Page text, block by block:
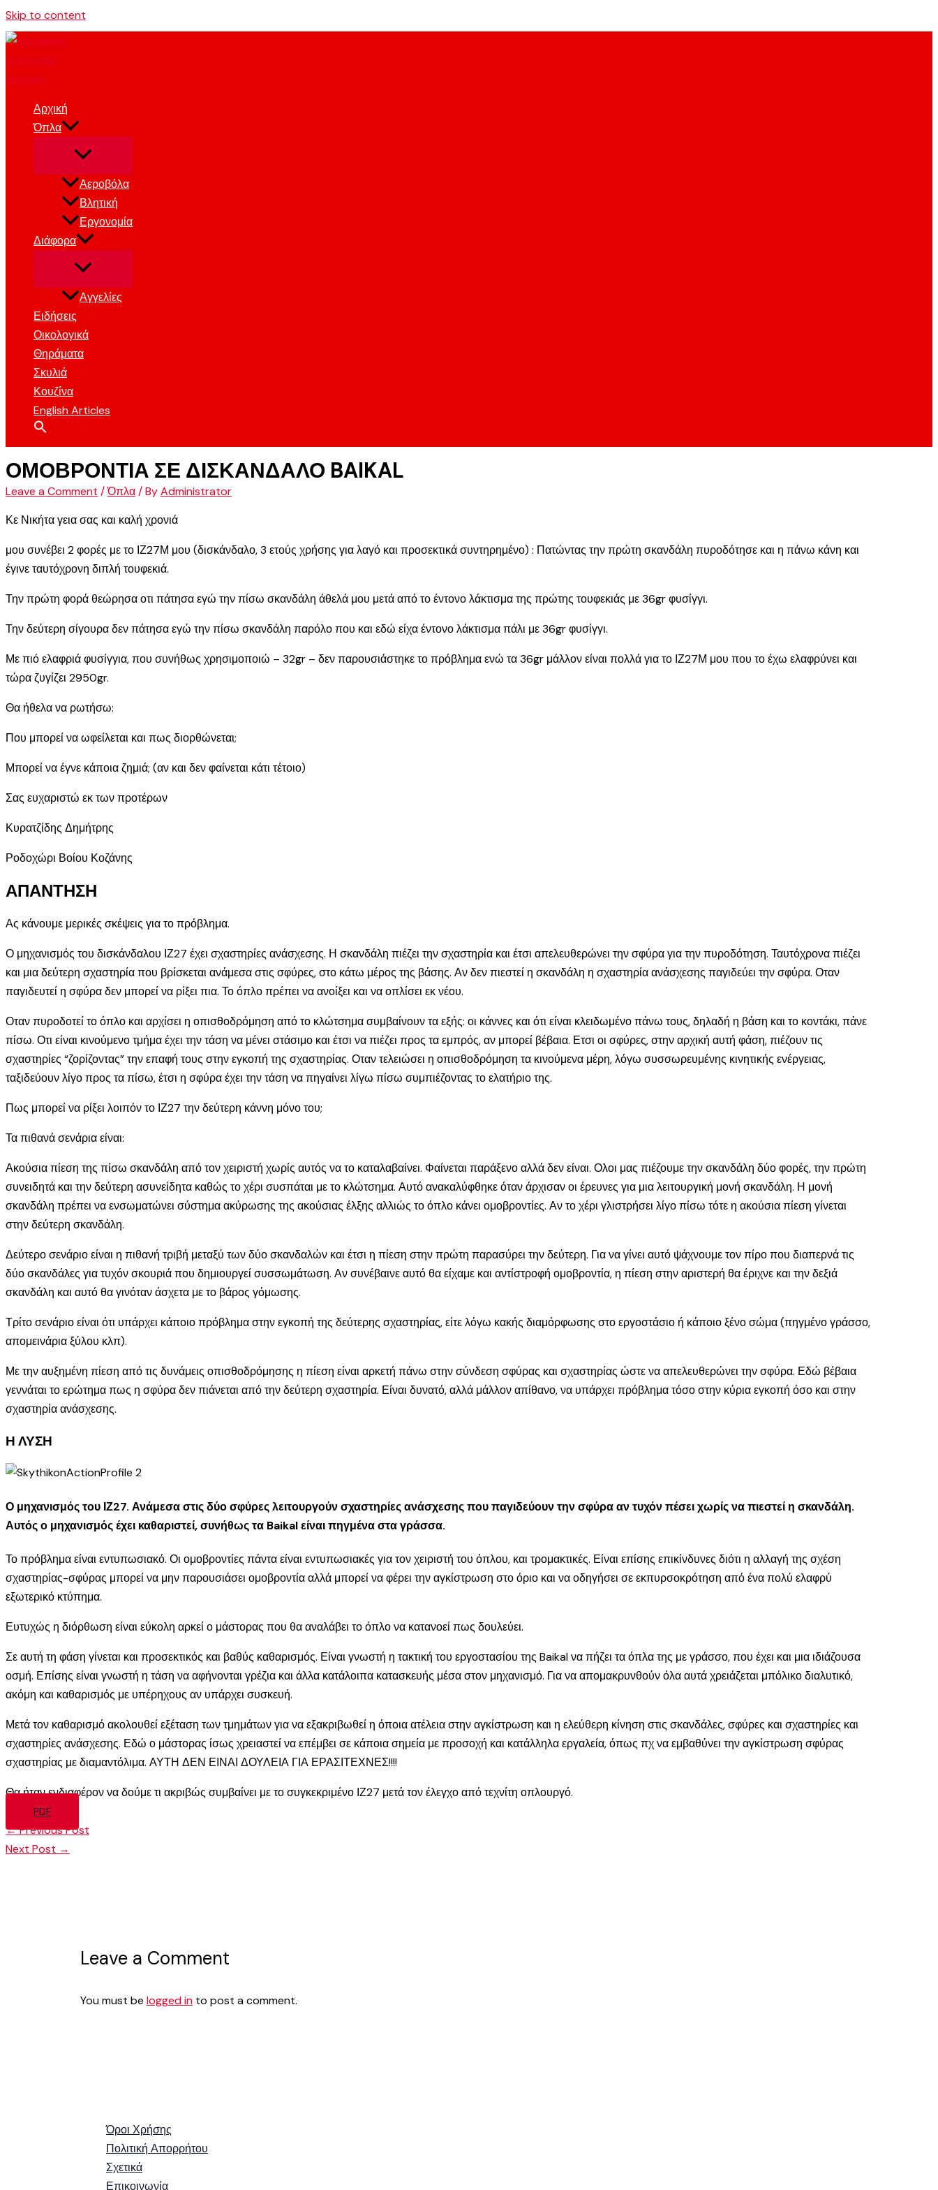
Skip to content
Αρχική
Όπλα
Αεροβόλα
Βλητική
Εργονομία
Διάφορα
Αγγελίες
Ειδήσεις
Οικολογικά
Θηράματα
Σκυλιά
Κουζίνα
English Articles
ΟΜΟΒΡΟΝΤΙΑ ΣΕ ΔΙΣΚΑΝΔΑΛΟ BAIKAL
Leave a Comment /Όπλα/ ByAdministrator
Κε Νικήτα γεια σας και καλή χρονιά
μου συνέβει 2 φορές με το ΙΖ27Μ μου (δισκάνδαλο, 3 ετούς χρήσης για λαγό και προσεκτικά συντηρημένο) : Πατώντας την πρώτη σκανδάλη πυροδότησε και η πάνω κάνη και
έγινε ταυτόχρονη διπλή τουφεκιά.
Την πρώτη φορά θεώρησα οτι πάτησα εγώ την πίσω σκανδάλη άθελά μου μετά από το έντονο λάκτισμα της πρώτης τουφεκιάς με 36gr φυσίγγι.
Την δεύτερη σίγουρα δεν πάτησα εγώ την πίσω σκανδάλη παρόλο που και εδώ είχα έντονο λάκτισμα πάλι με 36gr φυσίγγι.
Με πιό ελαφριά φυσίγγια, που συνήθως χρησιμοποιώ – 32gr – δεν παρουσιάστηκε το πρόβλημα ενώ τα 36gr μάλλον είναι πολλά για το ΙΖ27Μ μου που το έχω ελαφρύνει και
τώρα ζυγίζει 2950gr.
Θα ήθελα να ρωτήσω:
Που μπορεί να ωφείλεται και πως διορθώνεται;
Μπορεί να έγνε κάποια ζημιά; (αν και δεν φαίνεται κάτι τέτοιο)
Σας ευχαριστώ εκ των προτέρων
Κυρατζίδης Δημήτρης
Ροδοχώρι Βοίου Κοζάνης
ΑΠΑΝΤΗΣΗ
Ας κάνουμε μερικές σκέψεις για το πρόβλημα.
Ο μηχανισμός του δισκάνδαλου ΙΖ27 έχει σχαστηρίες ανάσχεσης. Η σκανδάλη πιέζει την σχαστηρία και έτσι απελευθερώνει την σφύρα για την πυροδότηση. Ταυτόχρονα πιέζει
και μια δεύτερη σχαστηρία που βρίσκεται ανάμεσα στις σφύρες, στο κάτω μέρος της βάσης. Αν δεν πιεστεί η σκανδάλη η σχαστηρία ανάσχεσης παγιδεύει την σφύρα. Οταν
παγιδευτεί η σφύρα δεν μπορεί να ρίξει πια. Το όπλο πρέπει να ανοίξει και να οπλίσει εκ νέου.
Οταν πυροδοτεί το όπλο και αρχίσει η οπισθοδρόμηση από το κλώτσημα συμβαίνουν τα εξής: οι κάννες και ότι είναι κλειδωμένο πάνω τους, δηλαδή η βάση και το κοντάκι, πάνε
πίσω. Οτι είναι κινούμενο τμήμα έχει την τάση να μένει στάσιμο και έτσι να πιέζει προς τα εμπρός, αν μπορεί βέβαια. Ετσι οι σφύρες, στην αρχική αυτή φάση, πιέζουν τις
σχαστηρίες “ζορίζοντας” την επαφή τους στην εγκοπή της σχαστηρίας. Οταν τελειώσει η οπισθοδρόμηση τα κινούμενα μέρη, λόγω συσσωρευμένης κινητικής ενέργειας,
ταξιδεύουν λίγο προς τα πίσω, έτσι η σφύρα έχει την τάση να πηγαίνει λίγω πίσω συμπιέζοντας το ελατήριο της.
Πως μπορεί να ρίξει λοιπόν το ΙΖ27 την δεύτερη κάννη μόνο του;
Τα πιθανά σενάρια είναι:
Ακούσια πίεση της πίσω σκανδάλη από τον χειριστή χωρίς αυτός να το καταλαβαίνει. Φαίνεται παράξενο αλλά δεν είναι. Ολοι μας πιέζουμε την σκανδάλη δύο φορές, την πρώτη
συνειδητά και την δεύτερη ασυνείδητα καθώς το χέρι συσπάται με το κλώτσημα. Αυτό ανακαλύφθηκε όταν άρχισαν οι έρευνες για μια λειτουργική μονή σκανδάλη. Η μονή
σκανδάλη πρέπει να ενσωματώνει σύστημα ακύρωσης της ακούσιας έλξης αλλιώς το όπλο κάνει ομοβροντίες. Αν το χέρι γλιστρήσει λίγο πίσω τότε η ακούσια πίεση γίνεται
στην δεύτερη σκανδάλη.
Δεύτερο σενάριο είναι η πιθανή τριβή μεταξύ των δύο σκανδαλών και έτσι η πίεση στην πρώτη παρασύρει την δεύτερη. Για να γίνει αυτό ψάχνουμε τον πίρο που διαπερνά τις
δύο σκανδάλες για τυχόν σκουριά που δημιουργεί συσσωμάτωση. Αν συνέβαινε αυτό θα είχαμε και αντίστροφή ομοβροντία, η πίεση στην αριστερή θα έριχνε και την δεξιά
σκανδάλη και αυτό θα γινόταν άσχετα με το βάρος γόμωσης.
Τρίτο σενάριο είναι ότι υπάρχει κάποιο πρόβλημα στην εγκοπή της δεύτερης σχαστηρίας, είτε λόγω κακής διαμόρφωσης στο εργοστάσιο ή κάποιο ξένο σώμα (πηγμένο γράσσο,
απομεινάρια ξύλου κλπ).
Με την αυξημένη πίεση από τις δυνάμεις οπισθοδρόμησης η πίεση είναι αρκετή πάνω στην σύνδεση σφύρας και σχαστηρίας ώστε να απελευθερώνει την σφύρα. Εδώ βέβαια
γεννάται το ερώτημα πως η σφύρα δεν πιάνεται από την δεύτερη σχαστηρία. Είναι δυνατό, αλλά μάλλον απίθανο, να υπάρχει πρόβλημα τόσο στην κύρια εγκοπή όσο και στην
σχαστηρία ανάσχεσης.
Η ΛΥΣΗ
Ο μηχανισμός του ΙΖ27. Ανάμεσα στις δύο σφύρες λειτουργούν σχαστηρίες ανάσχεσης που παγιδεύουν την σφύρα αν τυχόν πέσει χωρίς να πιεστεί η σκανδάλη.
Αυτός ο μηχανισμός έχει καθαριστεί, συνήθως τα Baikal είναι πηγμένα στα γράσσα.
Το πρόβλημα είναι εντυπωσιακό. Οι ομοβροντίες πάντα είναι εντυπωσιακές για τον χειριστή του όπλου, και τρομακτικές. Είναι επίσης επικίνδυνες διότι η αλλαγή της σχέση
σχαστηρίας-σφύρας μπορεί να μην παρουσιάσει ομοβροντία αλλά μπορεί να φέρει την αγκίστρωση στο όριο και να οδηγήσει σε εκπυρσοκρότηση από ένα πολύ ελαφρύ
εξωτερικό κτύπημα.
Ευτυχώς η διόρθωση είναι εύκολη αρκεί ο μάστορας που θα αναλάβει το όπλο να κατανοεί πως δουλεύει.
Σε αυτή τη φάση γίνεται και προσεκτικός και βαθύς καθαρισμός. Είναι γνωστή η τακτική του εργοστασίου της Baikal να πήζει τα όπλα της με γράσσο, που έχει και μια ιδιάζουσα
οσμή. Επίσης είναι γνωστή η τάση να αφήνονται γρέζια και άλλα κατάλοιπα κατασκευής μέσα στον μηχανισμό. Για να απομακρυνθούν όλα αυτά χρειάζεται μπόλικο διαλυτικό,
ακόμη και καθαρισμός με υπέρηχους αν υπάρχει συσκευή.
Μετά τον καθαρισμό ακολουθεί εξέταση των τμημάτων για να εξακριβωθεί η όποια ατέλεια στην αγκίστρωση και η ελεύθερη κίνηση στις σκανδάλες, σφύρες και σχαστηρίες και
σχαστηρίες ανάσχεσης. Εδώ ο μάστορας ίσως χρειαστεί να επέμβει σε κάποια σημεία με προσοχή και κατάλληλα εργαλεία, όπως πχ να εμβαθύνει την αγκίστρωση σφύρας
σχαστηρίας με διαμαντόλιμα. ΑΥΤΗ ΔΕΝ ΕΙΝΑΙ ΔΟΥΛΕΙΑ ΓΙΑ ΕΡΑΣΙΤΕΧΝΕΣ!!!!
Θα ήταν ενδιαφέρον να δούμε τι ακριβώς συμβαίνει με το συγκεκριμένο ΙΖ27 μετά τον έλεγχο από τεχνίτη οπλουργό.
PDF
←Previous Post
Next Post →
Leave a Comment
You must be logged into post a comment.
Όροι Χρήσης
Πολιτική Απορρήτου
Σχετικά
Επικοινωνία